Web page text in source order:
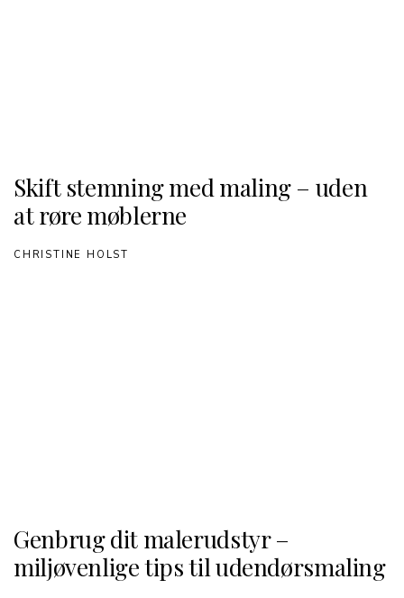
Skift stemning med maling – uden
at røre møblerne
CHRISTINE HOLST
Genbrug dit malerudstyr –
miljøvenlige tips til udendørsmaling